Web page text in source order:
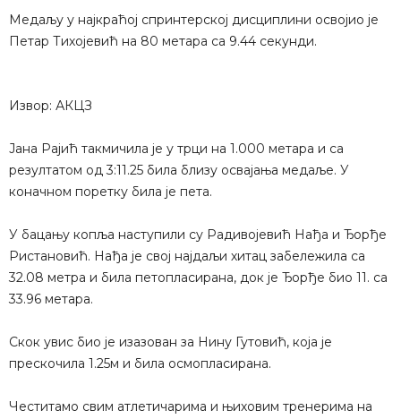
Медаљу у најкраћој спринтерској дисциплини освојио је
Петар Тихојевић на 80 метара са 9.44 секунди.
Извор: АКЦЗ
Јана Рајић такмичила је у трци на 1.000 метара и са
резултатом од 3:11.25 била близу освајања медаље. У
коначном поретку била је пета.
У бацању копља наступили су Радивојевић Нађа и Ђорђе
Ристановић. Нађа је свој најдаљи хитац забележила са
32.08 метра и била петопласирана, док је Ђорђе био 11. са
33.96 метара.
Скок увис био је изазован за Нину Гутовић, која је
прескочила 1.25м и била осмопласирана.
Честитамо свим атлетичарима и њиховим тренерима на